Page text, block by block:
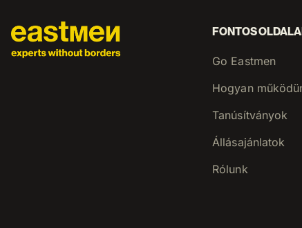
FONTOS
Go Eastmen
Hogyan
Tanúsítványok
Állásajánlatok
Rólunk